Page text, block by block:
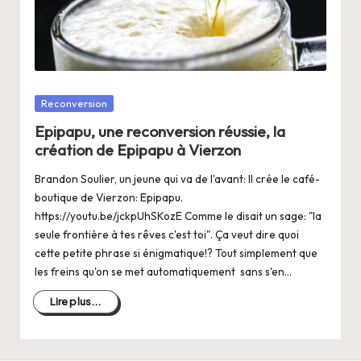
n
g
e
r
s
a
V
ie
Posté
Reconversion
Epipapu, une reconversion réussie, la
création de Epipapu à Vierzon
Brandon Soulier, un jeune qui va de l'avant: Il crée le café-
boutique de Vierzon: Epipapu.
https://youtu.be/jckpUhSKozE Comme le disait un sage: "la
seule frontière à tes rêves c'est toi". Ça veut dire quoi
cette petite phrase si énigmatique!? Tout simplement que
les freins qu'on se met automatiquement sans s'en…
Lire plus...